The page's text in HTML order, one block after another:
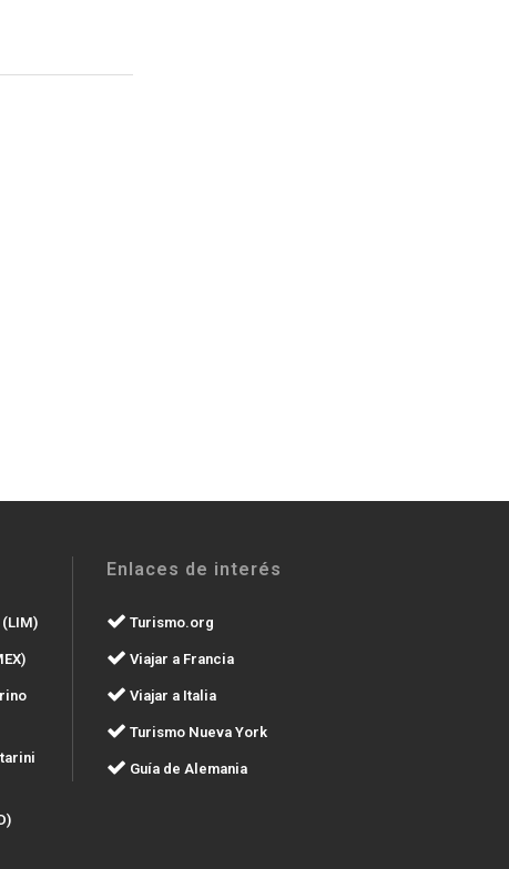
Enlaces de interés
Turismo.org
Viajar a Francia
Viajar a Italia
Turismo Nueva York
Guía de Alemania